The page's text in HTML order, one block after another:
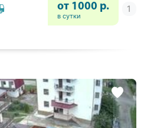
от 1000 р.
в сутки